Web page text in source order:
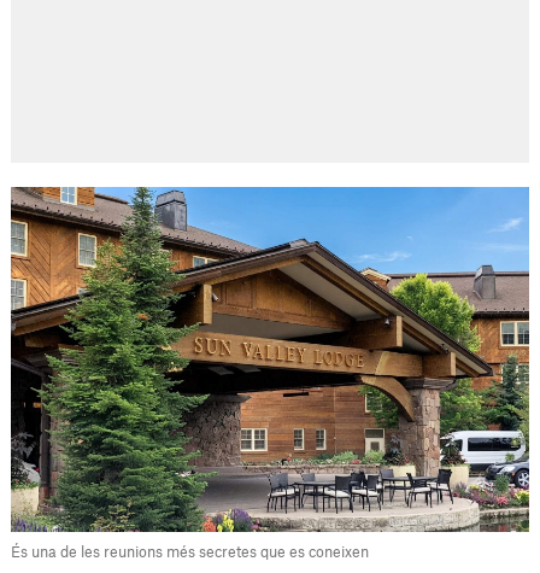
És una de les reunions més secretes que es coneixen